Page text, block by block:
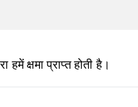
क्षमा प्राप्त होती है।